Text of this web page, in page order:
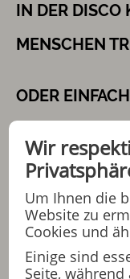
IN DER DISCO
MENSCHEN
ODER
WER TANZEN
BEGINN:
Wir
Um Ihnen die
Website zu
Cookies und
Einige sind
Seite,